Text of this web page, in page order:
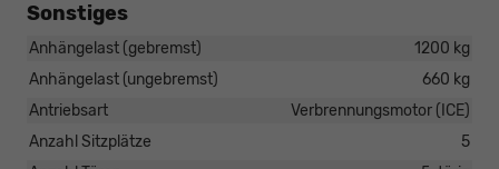
Sonstiges
Anhängelast (gebremst)
1200 kg
Anhängelast (ungebremst)
660 kg
Antriebsart
Verbrennungsmotor (ICE)
Anzahl Sitzplätze
5